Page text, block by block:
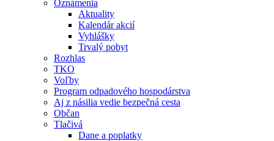
Oznámenia
Aktuality
Kalendár akcií
Vyhlášky
Trvalý pobyt
Rozhlas
TKO
Voľby
Program odpadového hospodárstva
Aj z násilia vedie bezpečná cesta
Občan
Tlačivá
Dane a poplatky